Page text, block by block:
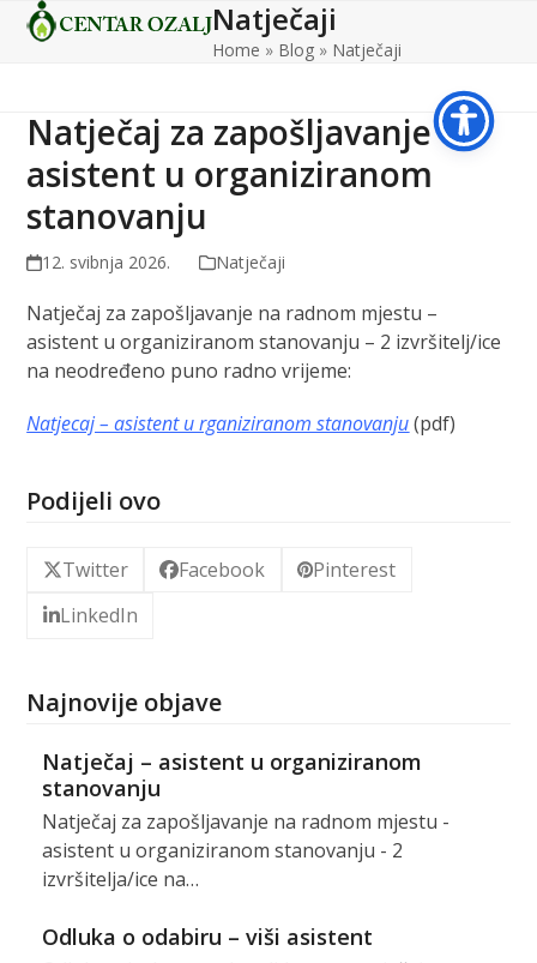
SkipOpen
Close
Natječaji
Home » Blog » Natječaji
Natječaj za zapošljavanje –
asistent u organiziranom
stanovanju
12. svibnja 2026. Natječaji
Natječaj za zapošljavanje na radnom mjestu –
asistent u organiziranom stanovanju – 2 izvršitelj/ice
na neodređeno puno radno vrijeme:
Natjecaj – asistent u rganiziranom stanovanju(pdf)
Podijeli ovo
Twitter Facebook
Pinterest
LinkedIn
Najnovije objave
Natječaj – asistent u organiziranom
stanovanju
Natječaj za zapošljavanje na radnom mjestu -
asistent u organiziranom stanovanju - 2
izvršitelja/ice na…
Odluka o odabiru – viši asistent